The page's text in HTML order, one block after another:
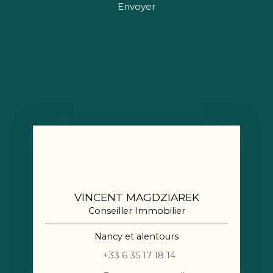
Envoyer
VINCENT MAGDZIAREK
Conseiller Immobilier
Nancy et alentours
+33 6 35 17 18 14